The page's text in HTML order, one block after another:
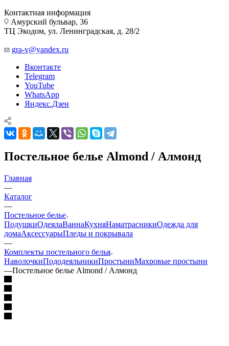
Контактная информация
Амурский бульвар, 36
ТЦ Экодом, ул. Ленинградская, д. 28/2
gra-v@yandex.ru
Вконтакте
Telegram
YouTube
WhatsApp
Яндекс.Дзен
Постельное белье Almond / Алмонд
Главная
—
Каталог
—
Постельное белье
ПодушкиОдеялаВаннаКухняНаматрасникиОдежда для
домаАксессуарыПледы и покрывала
—
Комплекты постельного белья
НаволочкиПододеяльникиПростыниМахровые простыни
—Постельное белье Almond / Алмонд